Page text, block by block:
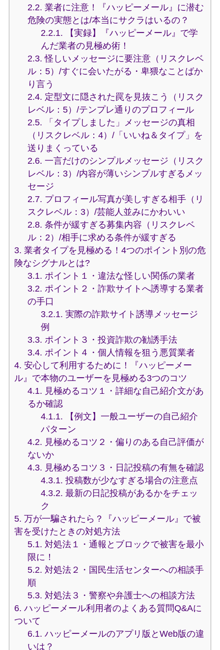
2.2. 業者に注意！『ハッピーメール』に潜む
危険の実態とは/本当にサクラはいるの？
2.2.1. 【実録】『ハッピーメール』で学
んだ業者の見極め術！
2.3. 怪しいメッセージに要注意（リスクレベ
ル：5）/すぐに会いたがる・卑猥なことばか
り言う
2.4. 定型文に隠された罠を見抜こう（リスク
レベル：5）/テンプレ通りのプロフィール
2.5. 「タイプしました」メッセージの真相
（リスクレベル：4）/「いいね＆タイプ」を
送りまくっている
2.6. 一言だけのシンプルメッセージ（リスク
レベル：3）/内容が薄いシンプルすぎるメッ
セージ
2.7. プロフィール写真が美しすぎる相手（リ
スクレベル：3）/芸能人並みにかわいい
2.8. 条件が緩すぎる募集内容（リスクレベ
ル：2）/相手に求める条件が緩すぎる
3. 業者タイプを見極める！4つのポイント別の危
険なシグナルとは?
3.1. ポイント１・違法な怪しい関係の業者
3.2. ポイント２・詐欺サイトへ誘導する業者
の手口
3.2.1. 実際の詐欺サイト誘導メッセージ
例
3.3. ポイント３・投資詐欺の勧誘手法
3.4. ポイント４・個人情報を狙う悪質業者
4. 安心して利用するために！『ハッピーメー
ル』で本物のユーザーを見極める3つのコツ
4.1. 見極めるコツ１・詳細な自己紹介文があ
るか確認
4.1.1. 【例文】一般ユーザーの自己紹介
パターン
4.2. 見極めるコツ２・偏りのある自己評価が
ないか
4.3. 見極めるコツ３・日記投稿の有無を確認
4.3.1. 投稿数が少なすぎる場合の注意点
4.3.2. 最新の日記投稿があるかをチェッ
ク
5. 万が一騙されたら？『ハッピーメール』で被
害を受けたときの対処方法
5.1. 対処法１・通報とブロックで被害を最小
限に！
5.2. 対処法２・国民生活センターへの相談手
順
5.3. 対処法３・警察や弁護士への相談方法
6. ハッピーメール利用者のよくある質問Q&Aに
ついて
6.1. ハッピーメールのアプリ版とWeb版の違
いは？